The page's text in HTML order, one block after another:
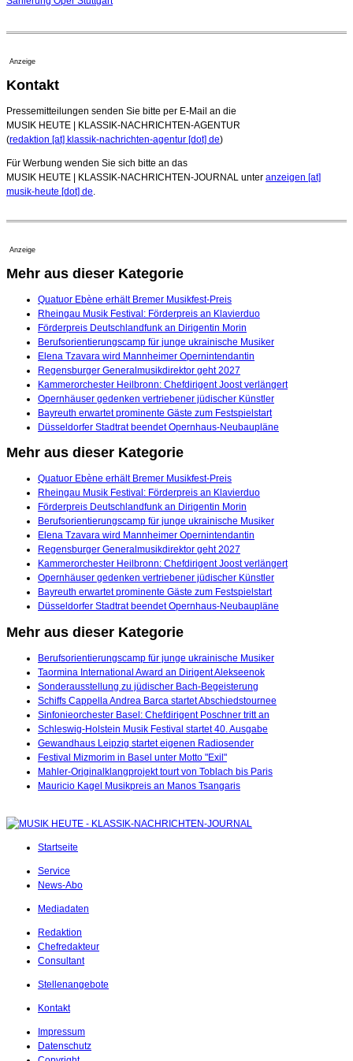
Anzeige
Kontakt
Pressemitteilungen senden Sie bitte per E-Mail an die
MUSIK HEUTE | KLASSIK-NACHRICHTEN-AGENTUR
(redaktion [at] klassik-nachrichten-agentur [dot] de)
Für Werbung wenden Sie sich bitte an das
MUSIK HEUTE | KLASSIK-NACHRICHTEN-JOURNAL unter anzeigen [at]
musik-heute [dot] de
Anzeige
Mehr aus dieser Kategorie
Quatuor Ebène erhält Bremer Musikfest-Preis
Rheingau Musik Festival: Förderpreis an Klavierduo
Förderpreis Deutschlandfunk an Dirigentin Morin
Berufsorientierungscamp für junge ukrainische Musiker
Elena Tzavara wird Mannheimer Opernintendantin
Regensburger Generalmusikdirektor geht 2027
Kammerorchester Heilbronn: Chefdirigent Joost verlängert
Opernhäuser gedenken vertriebener jüdischer Künstler
Bayreuth erwartet prominente Gäste zum Festspielstart
Düsseldorfer Stadtrat beendet Opernhaus-Neubaupläne
Mehr aus dieser Kategorie
Quatuor Ebène erhält Bremer Musikfest-Preis
Rheingau Musik Festival: Förderpreis an Klavierduo
Förderpreis Deutschlandfunk an Dirigentin Morin
Berufsorientierungscamp für junge ukrainische Musiker
Elena Tzavara wird Mannheimer Opernintendantin
Regensburger Generalmusikdirektor geht 2027
Kammerorchester Heilbronn: Chefdirigent Joost verlängert
Opernhäuser gedenken vertriebener jüdischer Künstler
Bayreuth erwartet prominente Gäste zum Festspielstart
Düsseldorfer Stadtrat beendet Opernhaus-Neubaupläne
Mehr aus dieser Kategorie
Berufsorientierungscamp für junge ukrainische Musiker
Taormina International Award an Dirigent Alekseenok
Sonderausstellung zu jüdischer Bach-Begeisterung
Schiffs Cappella Andrea Barca startet Abschiedstournee
Sinfonieorchester Basel: Chefdirigent Poschner tritt an
Schleswig-Holstein Musik Festival startet 40. Ausgabe
Gewandhaus Leipzig startet eigenen Radiosender
Festival Mizmorim in Basel unter Motto "Exil"
Mahler-Originalklangprojekt tourt von Toblach bis Paris
Mauricio Kagel Musikpreis an Manos Tsangaris
Startseite
Service
News-Abo
Mediadaten
Redaktion
Chefredakteur
Consultant
Stellenangebote
Kontakt
Impressum
Datenschutz